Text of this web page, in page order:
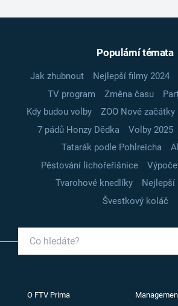
Populární témata
Jak zhubnout Nejlepší filmy 2024
TV program
Změna času
Kdy budou volby
ZOO Nové začátky
7 pádů Honzy Dědka
Volby 2025
Tatarák podle Pohlreicha
Pěstování lichořeřišnice
Tvarohové knedlíky
Nejlepší
Švestkový koláč
O FTV Prima